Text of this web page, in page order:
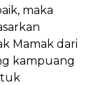
maka
Mamak dari
kampuang